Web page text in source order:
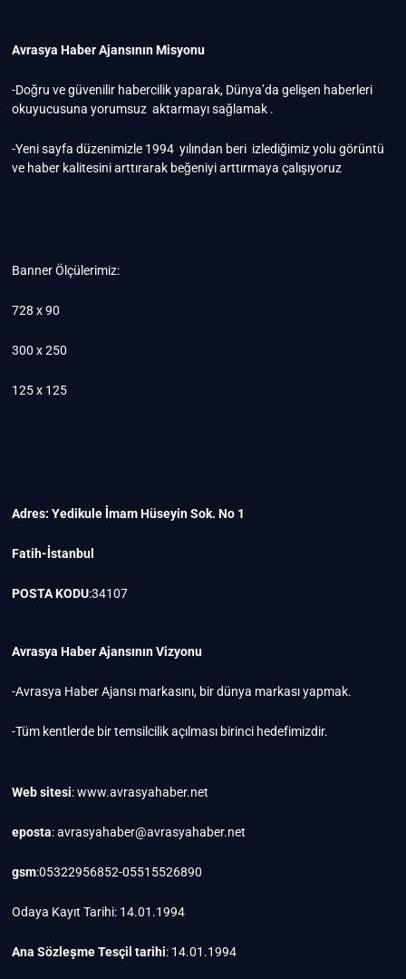
Avrasya Haber Ajansının Misyonu
-Doğru ve güvenilir habercilik yaparak, Dünya’da gelişen haberleri
okuyucusuna yorumsuz aktarmayı sağlamak .
-Yeni sayfa düzenimizle 1994 yılından beri izlediğimiz yolu görüntü
ve haber kalitesini arttırarak beğeniyi arttırmaya çalışıyoruz
Banner Ölçülerimiz:
728 x 90
300 x 250
125 x 125
Adres: Yedikule İmam Hüseyin Sok. No 1
Fatih-İstanbul
POSTA KODU:34107
Avrasya Haber Ajansının Vizyonu
-Avrasya Haber Ajansı markasını, bir dünya markası yapmak.
-Tüm kentlerde bir temsilcilik açılması birinci hedefimizdir.
Web sitesi: www.avrasyahaber.net
eposta: avrasyahaber@avrasyahaber.net
gsm:05322956852-05515526890
Odaya Kayıt Tarihi: 14.01.1994
Ana Sözleşme Tesçil tarihi: 14.01.1994